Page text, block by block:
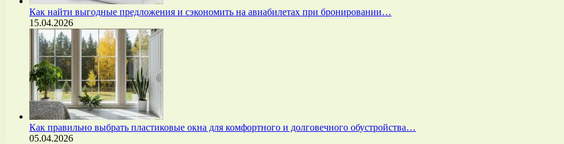
Как найти выгодные предложения и сэкономить на авиабилетах при бронировании…
15.04.2026
Как правильно выбрать пластиковые окна для комфортного и долговечного обустройства…
05.04.2026